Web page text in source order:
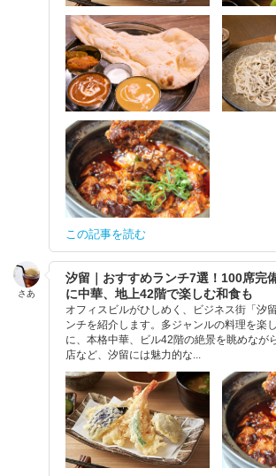
この記事を読む
さあ
汐留｜おすすめランチ7選！100席完
に中華、地上42階で楽しむ和食も
オフィスビルがひしめく、ビジネス街「汐
ンチを紹介します。多ジャンルの料理を楽
に、本格中華、ビル42階の絶景を眺めなが
店など、汐留には魅力的な...